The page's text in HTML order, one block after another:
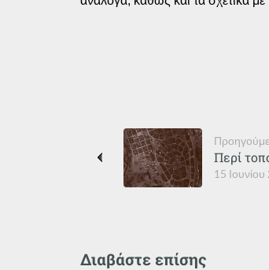
15
Περί
Διαβάστε επίσης